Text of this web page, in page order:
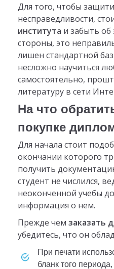
Для того, чтобы
несправедливости,
института и забыть
стороны, это
лишен стандартной
несложно научиться
самостоятельно,
литературу в сети
На что
покупке
Для начала стоит
окончании которого
получить
студент не числился,
неоконченной учебы
информация о нем.
Прежде чем заказать
убедитесь, что он
при печати использован оригинальный
бланк того